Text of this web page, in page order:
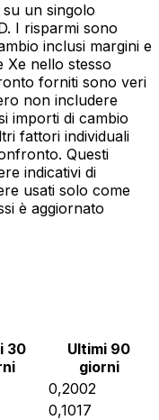
un singolo
I risparmi sono
inclusi margini e
Xe nello stesso
forniti sono veri
non includere
importi di cambio
fattori individuali
Questi
indicativi di
usati solo come
è aggiornato
30
Ultimi 90
giorni
0,2002
0,1017